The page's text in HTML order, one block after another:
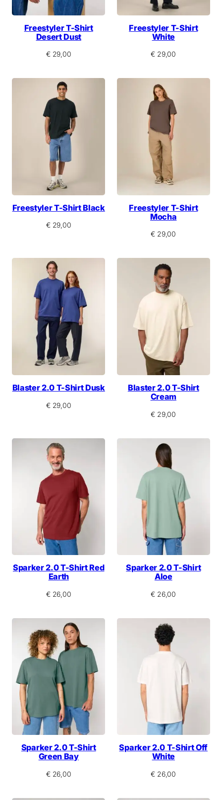
Freestyler T-Shirt
Desert Dust
€29,00
Freestyler T-Shirt
White
€ 29,00
Freestyler T-Shirt Black
€29,00
Freestyler T-Shirt
Mocha
€ 29,00
Blaster 2.0 T-Shirt Dusk
€29,00
Blaster 2.0 T-Shirt
Cream
€ 29,00
Sparker 2.0 T-Shirt Red
Earth
€26,00
Sparker 2.0 T-Shirt
Aloe
€ 26,00
Sparker 2.0 T-Shirt
Green Bay
€26,00
Sparker 2.0 T-Shirt Off
White
€ 26,00